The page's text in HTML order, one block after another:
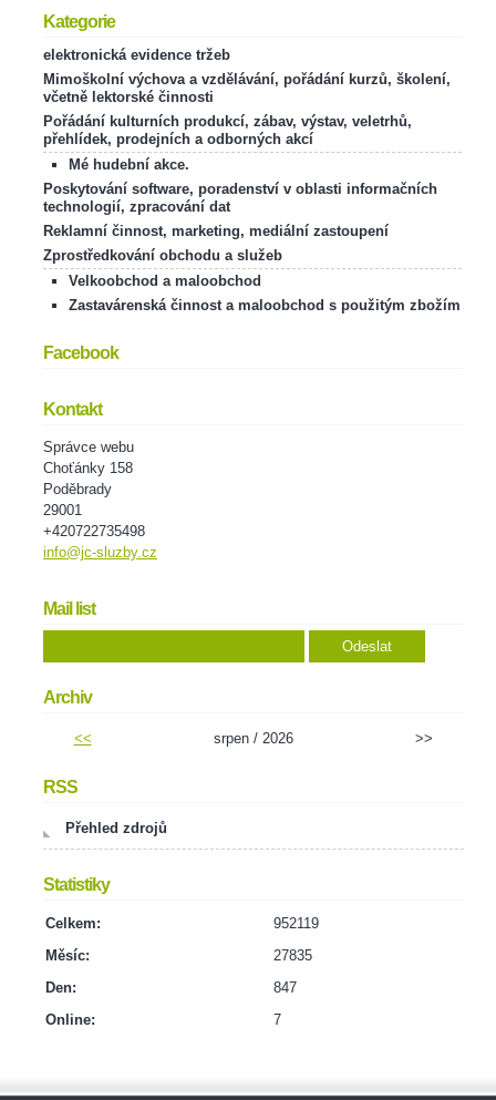
Kategorie
elektronická evidence tržeb
Mimoškolní výchova a vzdělávání, pořádání kurzů, školení,
včetně lektorské činnosti
Pořádání kulturních produkcí, zábav, výstav, veletrhů,
přehlídek, prodejních a odborných akcí
Mé hudební akce.
Poskytování software, poradenství v oblasti informačních
technologií, zpracování dat
Reklamní činnost, marketing, mediální zastoupení
Zprostředkování obchodu a služeb
Velkoobchod a maloobchod
Zastavárenská činnost a maloobchod s použitým zbožím
Facebook
Kontakt
Správce webu
Choťánky 158
Poděbrady
29001
+420722735498
info@jc-sluzby.cz
Mail list
Archiv
<< srpen / 2026 >>
RSS
Přehled zdrojů
Statistiky
Online: 7
Celkem:
952119
Měsíc:
27835
Den:
847